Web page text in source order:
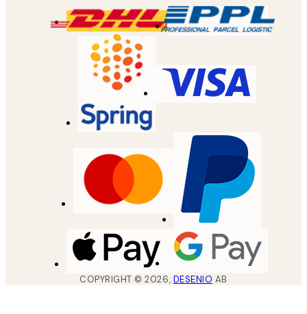
COPYRIGHT ©2026, DESENIO AB